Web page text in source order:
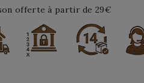
offerte à partir de 29€